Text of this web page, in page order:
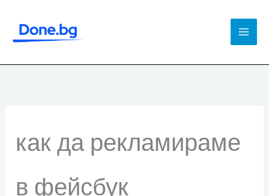
content
как да рекламираме
в фейсбук